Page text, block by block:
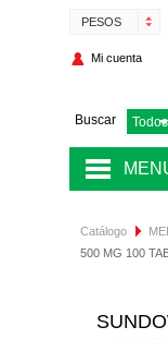
PESOS
Mi cuenta
Buscar
SALUD Y
Catálogo
500 MG 100